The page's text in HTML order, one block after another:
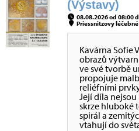
(Výstavy)
08.08.2026 od 08:00
Priessnitzovy léčebné
Kavárna Sofie
obrazů
ve své tvorbě
propojuje
reliéfními
Její díla
skrze hluboké
spirál a
vtahují do